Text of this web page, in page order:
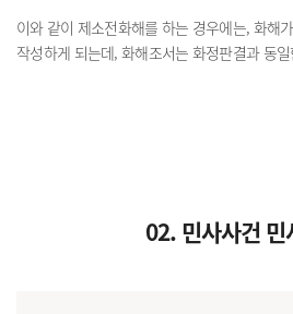
이와 같이 제소전화해를 하는 경우에는, 화해
작성하게 되는데, 화해조서는 화정판결과 동
02. 민사사건 민